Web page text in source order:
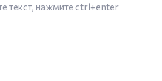
текст, нажмите ctrl+enter